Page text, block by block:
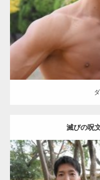
滅びの呪
【
ギネス
【TV】
ラスが